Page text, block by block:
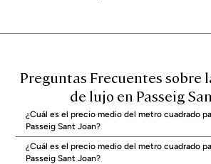
Preguntas Frecuentes sobre
de lujo en Passeig
¿Cuál es el precio medio del metro cuadrado
Passeig Sant Joan?
¿Cuál es el precio medio del metro cuadrado
Passeig Sant Joan?